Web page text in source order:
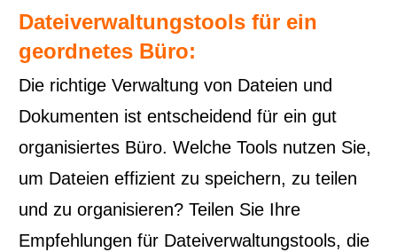
Dateiverwaltungstools für ein
geordnetes Büro:
Die richtige Verwaltung von Dateien und
Dokumenten ist entscheidend für ein gut
organisiertes Büro. Welche Tools nutzen Sie,
um Dateien effizient zu speichern, zu teilen
und zu organisieren? Teilen Sie Ihre
Empfehlungen für Dateiverwaltungstools, die